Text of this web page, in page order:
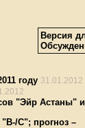
Версия
году 31.01.2012
"Эйр Астаны"
С"; прогноз –